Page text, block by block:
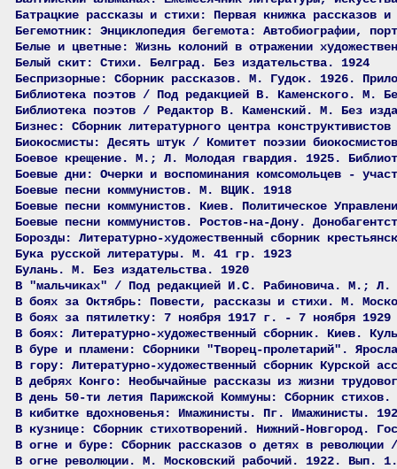
Батрацкие рассказы и стихи: Первая книжка
Бегемотник: Энциклопедия бегемота: Автобиографии,
Белые и цветные: Жизнь колоний в отражении
Белый скит: Стихи. Белград. Без издательства. 1924
Беспризорные: Сборник рассказов. М. Гудок. 1926.
Библиотека поэтов / Под редакцией В. Каменского. М.
Библиотека поэтов / Редактор В. Каменский. М. Без
Бизнес: Сборник литературного центра
Биокосмисты: Десять штук / Комитет поэзии
Боевое крещение. М.; Л. Молодая гвардия. 1925.
Боевые дни: Очерки и воспоминания комсомольцев -
Боевые песни коммунистов. М. ВЦИК. 1918
Боевые песни коммунистов. Киев. Политическое
Боевые песни коммунистов. Ростов-на-Дону.
Борозды: Литературно-художественный сборник
Бука русской литературы. М. 41 гр. 1923
Булань. М. Без издательства. 1920
В "мальчиках" / Под редакцией И.С. Рабиновича. М.; Л.
В боях за Октябрь: Повести, рассказы и стихи. М.
В боях за пятилетку: 7 ноября 1917 г. - 7 ноября
В боях: Литературно-художественный сборник. Киев.
В буре и пламени: Сборники "Творец-пролетарий".
В гору: Литературно-художественный сборник Курской
В дебрях Конго: Необычайные рассказы из жизни
В день 50-ти летия Парижской Коммуны: Сборник стихов.
В кибитке вдохновенья: Имажинисты. Пг. Имажинисты.
В кузнице: Сборник стихотворений. Нижний-Новгород.
В огне и буре: Сборник рассказов о детях в
В огне революции. М. Московский рабочий. 1922. Вып.